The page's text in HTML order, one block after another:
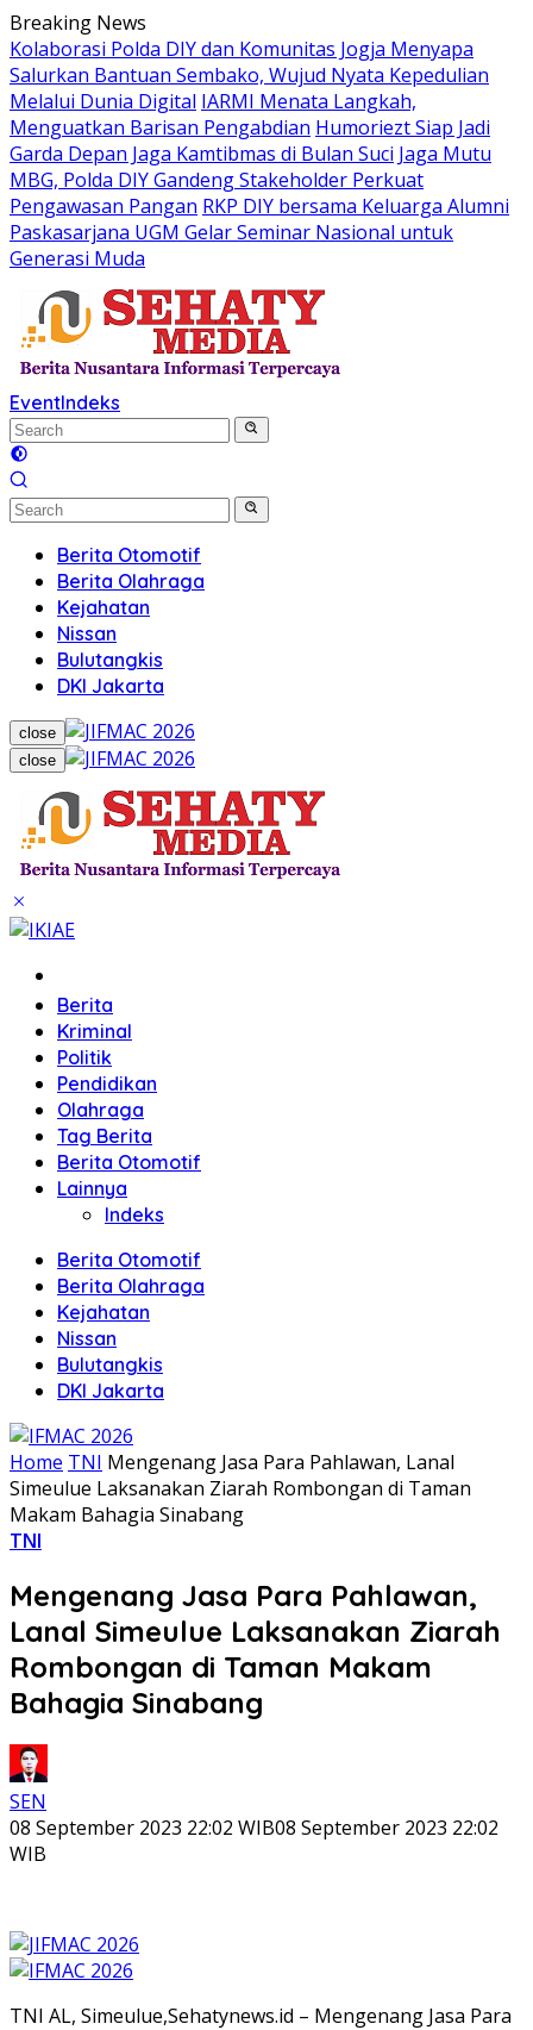
Skip
to
content
Breaking News
Kolaborasi Polda DIY dan Komunitas Jogja Menyapa
Salurkan Bantuan Sembako, Wujud Nyata Kepedulian
Melalui Dunia Digital IARMI Menata Langkah,
Menguatkan Barisan Pengabdian Humoriezt Siap Jadi
Garda Depan Jaga Kamtibmas di Bulan Suci Jaga Mutu
MBG, Polda DIY Gandeng Stakeholder Perkuat
Pengawasan Pangan RKP DIY bersama Keluarga Alumni
Paskasarjana UGM Gelar Seminar Nasional untuk
Generasi Muda
EventIndeks
Berita Otomotif
Berita Olahraga
Kejahatan
Nissan
Bulutangkis
DKI Jakarta
close
close
Berita
Kriminal
Politik
Pendidikan
Olahraga
Tag Berita
Berita Otomotif
Lainnya
Indeks
Berita Otomotif
Berita Olahraga
Kejahatan
Nissan
Bulutangkis
DKI Jakarta
Home TNI Mengenang Jasa Para Pahlawan, Lanal
Simeulue Laksanakan Ziarah Rombongan di Taman
Makam Bahagia Sinabang
TNI
Mengenang Jasa Para Pahlawan,
Lanal Simeulue Laksanakan Ziarah
Rombongan di Taman Makam
Bahagia Sinabang
SEN
08 September 2023 22:02 WIB08 September 2023 22:02
WIB
TNI AL, Simeulue,Sehatynews.id – Mengenang Jasa Para